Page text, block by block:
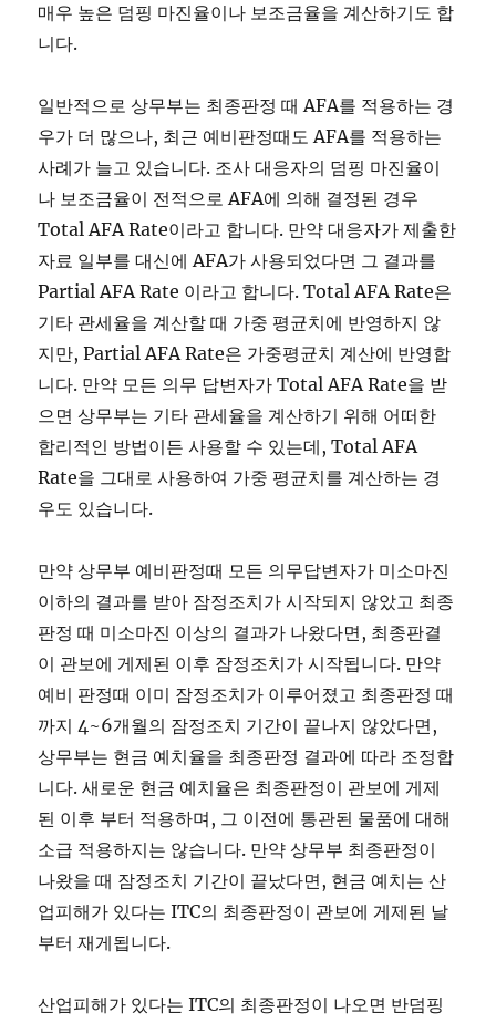
매우 높은 덤핑 마진율이나 보조금율을 계산하기도 합
니다.
일반적으로 상무부는 최종판정 때 AFA를 적용하는 경
우가 더 많으나, 최근 예비판정때도 AFA를 적용하는
사례가 늘고 있습니다. 조사 대응자의 덤핑 마진율이
나 보조금율이 전적으로 AFA에 의해 결정된 경우
Total AFA Rate이라고 합니다. 만약 대응자가 제출한
자료 일부를 대신에 AFA가 사용되었다면 그 결과를
Partial AFA Rate 이라고 합니다. Total AFA Rate은
기타 관세율을 계산할 때 가중 평균치에 반영하지 않
지만, Partial AFA Rate은 가중평균치 계산에 반영합
니다. 만약 모든 의무 답변자가 Total AFA Rate을 받
으면 상무부는 기타 관세율을 계산하기 위해 어떠한
합리적인 방법이든 사용할 수 있는데, Total AFA
Rate을 그대로 사용하여 가중 평균치를 계산하는 경
우도 있습니다.
만약 상무부 예비판정때 모든 의무답변자가 미소마진
이하의 결과를 받아 잠정조치가 시작되지 않았고 최종
판정 때 미소마진 이상의 결과가 나왔다면, 최종판결
이 관보에 게제된 이후 잠정조치가 시작됩니다. 만약
예비 판정때 이미 잠정조치가 이루어졌고 최종판정 때
까지 4~6개월의 잠정조치 기간이 끝나지 않았다면,
상무부는 현금 예치율을 최종판정 결과에 따라 조정합
니다. 새로운 현금 예치율은 최종판정이 관보에 게제
된 이후 부터 적용하며, 그 이전에 통관된 물품에 대해
소급 적용하지는 않습니다. 만약 상무부 최종판정이
나왔을 때 잠정조치 기간이 끝났다면, 현금 예치는 산
업피해가 있다는 ITC의 최종판정이 관보에 게제된 날
부터 재게됩니다.
산업피해가 있다는 ITC의 최종판정이 나오면 반덤핑